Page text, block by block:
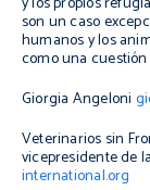
son un caso
humanos y los
como una
Giorgia Angeloni
Veterinarios sin
vicepresidente de
international.org